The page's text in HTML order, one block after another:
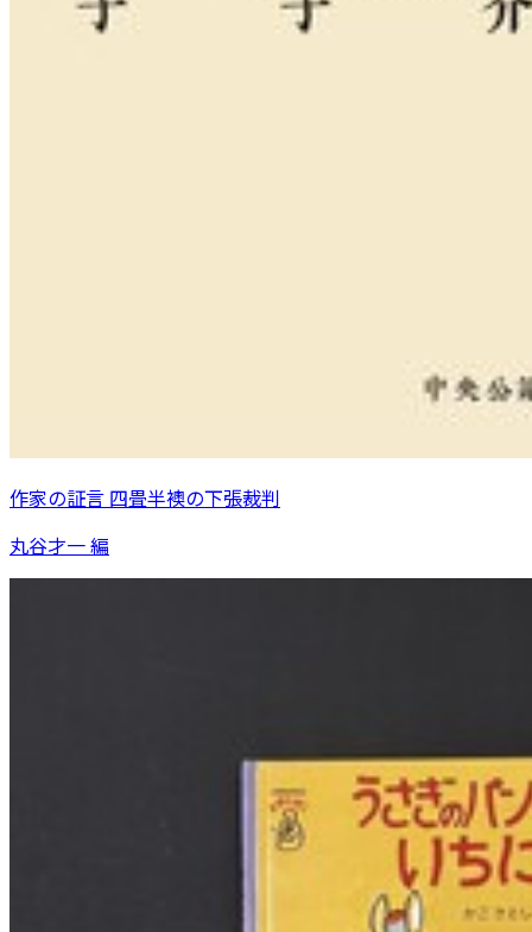
作家の証言 四畳半襖の下張裁判
丸谷才一 編